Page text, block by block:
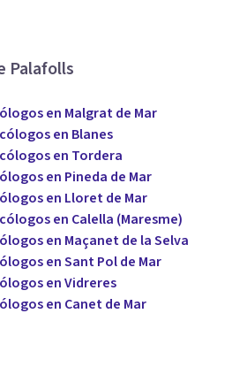
Palafolls
en Malgrat de Mar
en Blanes
en Tordera
en Pineda de Mar
en Lloret de Mar
en Calella (Maresme)
en Maçanet de la Selva
en Sant Pol de Mar
en Vidreres
en Canet de Mar